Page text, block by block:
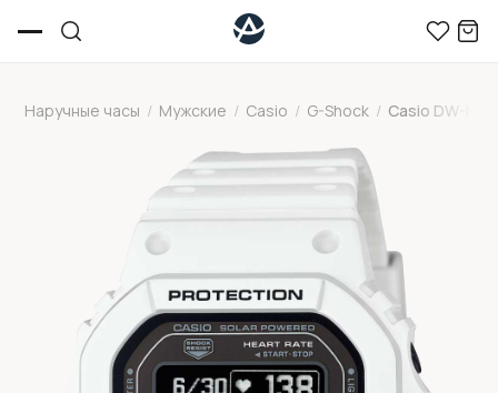
Наручные часы / Мужские / Casio / G-Shock / Casio DW-